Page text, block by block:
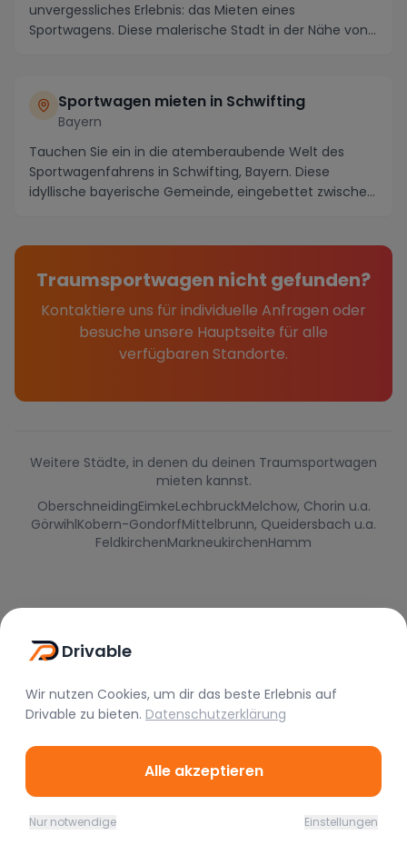
unvergessliches Erlebnis: das Mieten eines
Sportwagens. Diese malerische Stadt in der Nähe von
Sportwagen mieten in Schwifting
Bayern
Tauchen Sie ein in die atemberaubende Welt des
Sportwagenfahrens in Schwifting, Bayern. Diese
idyllische bayerische Gemeinde, eingebettet zwischen
Traumsportwagen nicht gefunden?
Kontaktiere uns für individuelle Anfragen oder
besuche unsere Hauptseite für alle
verfügbaren Standorte.
Weitere Städte, in denen du deinen Traumsportwagen
mieten kannst.
OberschneidingEimkeLechbruckMelchow, Chorin u.a.
GörwihlKobern-GondorfMittelbrunn, Queidersbach u.a.
FeldkirchenMarkneukirchenHamm
Drivable
Drivable
Wir nutzen Cookies, um dir das beste Erlebnis auf
Drivable zu bieten. Datenschutzerklärung
Alle akzeptieren
Nur notwendige Einstellungen